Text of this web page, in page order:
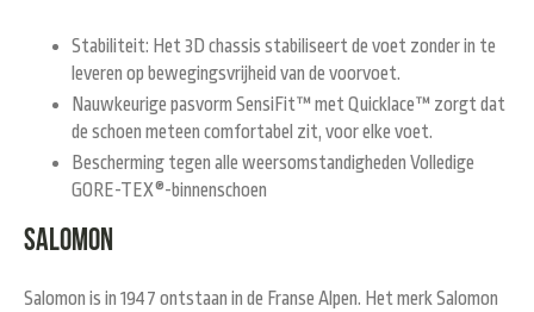
Stabiliteit: Het 3D chassis stabiliseert de voet zonder in te
leveren op bewegingsvrijheid van de voorvoet.
Nauwkeurige pasvorm SensiFit™ met Quicklace™ zorgt dat
de schoen meteen comfortabel zit, voor elke voet.
Bescherming tegen alle weersomstandigheden Volledige
GORE-TEX®-binnenschoen
Salomon
Salomon is in 1947 ontstaan in de Franse Alpen. Het merk Salomon